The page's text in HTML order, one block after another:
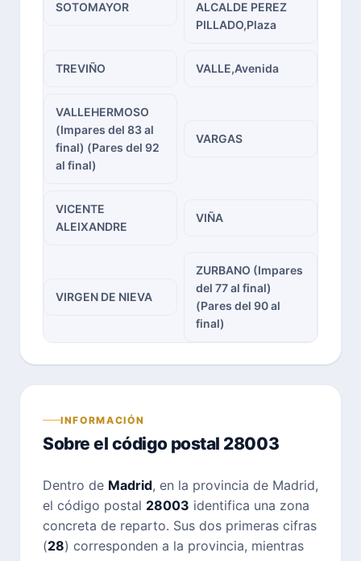
SOTOMAYOR
ALCALDE PEREZ
PILLADO,Plaza
TREVIÑO VALLE,Avenida
VALLEHERMOSO
(Impares del 83 al
final) (Pares del 92
al final)
VARGAS
VICENTE
ALEIXANDRE
VIÑA
VIRGEN DE NIEVA
ZURBANO (Impares
del 77 al final)
(Pares del 90 al
final)
INFORMACIÓN
Sobre el código postal 28003
Dentro de Madrid, en la provincia de Madrid,
el código postal 28003 identifica una zona
concreta de reparto. Sus dos primeras cifras
(28) corresponden a la provincia, mientras